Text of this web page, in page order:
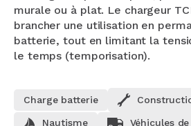
murale ou à plat. Le chargeur
brancher une utilisation en
batterie, tout en limitant la
le temps (temporisation).
Charge batterie
Nautisme Véhicules